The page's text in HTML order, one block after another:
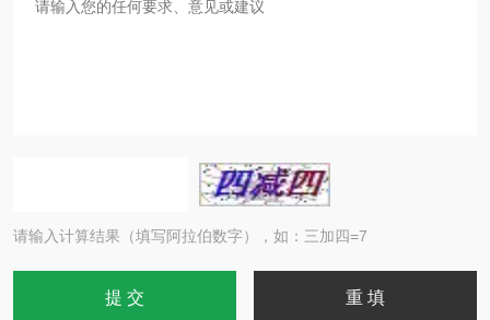
请输入计算结果（填写阿拉伯数字），如：三加四=7